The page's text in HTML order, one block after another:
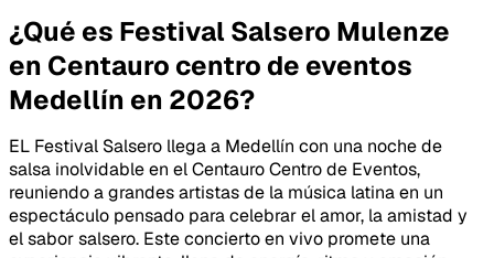
¿Qué es Festival Salsero Mulenze
en Centauro centro de eventos
Medellín en 2026?
EL Festival Salsero llega a Medellín con una noche de
salsa inolvidable en el Centauro Centro de Eventos,
reuniendo a grandes artistas de la música latina en un
espectáculo pensado para celebrar el amor, la amistad y
el sabor salsero. Este concierto en vivo promete una